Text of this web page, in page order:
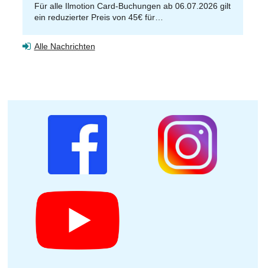
Für alle Ilmotion Card-Buchungen ab 06.07.2026 gilt
ein reduzierter Preis von 45€ für…
Alle Nachrichten